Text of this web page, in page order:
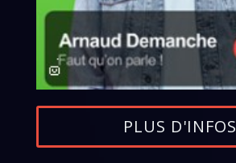
PLUS D'INFOS